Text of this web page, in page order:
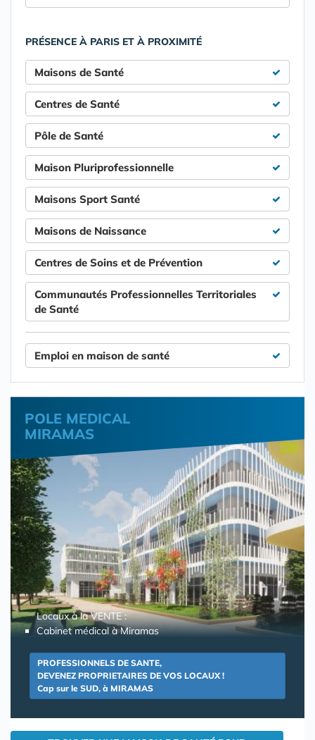
PRÉSENCE À PARIS ET À PROXIMITÉ
Maisons de Santé
Centres de Santé
Pôle de Santé
Maison Pluriprofessionnelle
Maisons Sport Santé
Maisons de Naissance
Centres de Soins et de Prévention
Communautés Professionnelles Territoriales
de Santé
Emploi en maison de santé
POLE MEDICAL
MIRAMAS
Locaux à la VENTE :
Cabinet médical à Miramas
PROFESSIONNELS DE SANTE,
DEVENEZ PROPRIETAIRES DE VOS LOCAUX !
Cap sur le SUD, à MIRAMAS